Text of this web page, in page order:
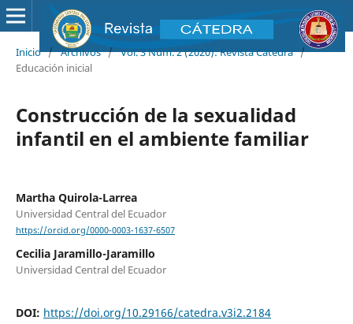
Inicio / Archivos / Vol. 3 Núm. 2 (2020): Revista Cátedra /
Educación inicial
Construcción de la sexualidad
infantil en el ambiente familiar
Martha Quirola-Larrea
Universidad Central del Ecuador
https://orcid.org/0000-0003-1637-6507
Cecilia Jaramillo-Jaramillo
Universidad Central del Ecuador
DOI: https://doi.org/10.29166/catedra.v3i2.2184